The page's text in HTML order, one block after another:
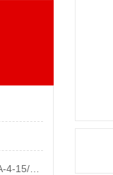
浅析单极和多极滑触线HFP56A-4-15/80的差异